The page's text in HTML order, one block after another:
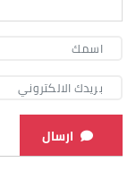
ارسال